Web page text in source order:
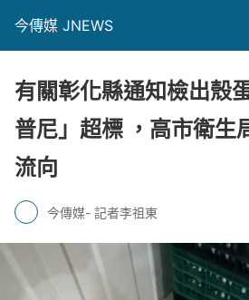
今傳媒 JNEWS
有關彰化縣通知檢出殼
普尼」超標 ，高市衛生
流向
今傳媒- 記者李祖東